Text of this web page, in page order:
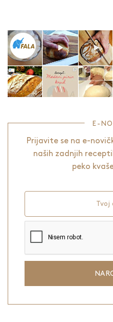
E-
Prijavite se na e-
naših zadnjih
peko
Tvoj